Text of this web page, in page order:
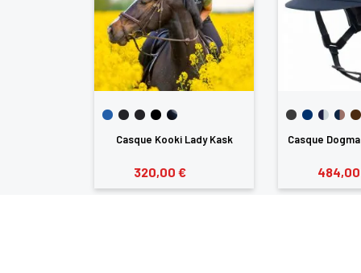
Casque Kooki Lady Kask
320,00 €
Casque